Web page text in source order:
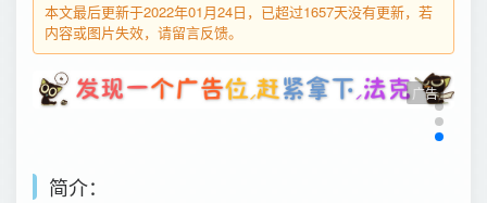
本文最后更新于2022年01月24日，已超过1657天没有更新，若
内容或图片失效，请留言反馈。
广告
简介：